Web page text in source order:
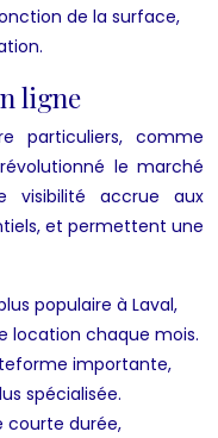
de la surface,
ligne
particuliers, comme
le marché
visibilité accrue aux
et permettent une
populaire à Laval,
location chaque mois.
importante,
spécialisée.
courte durée,